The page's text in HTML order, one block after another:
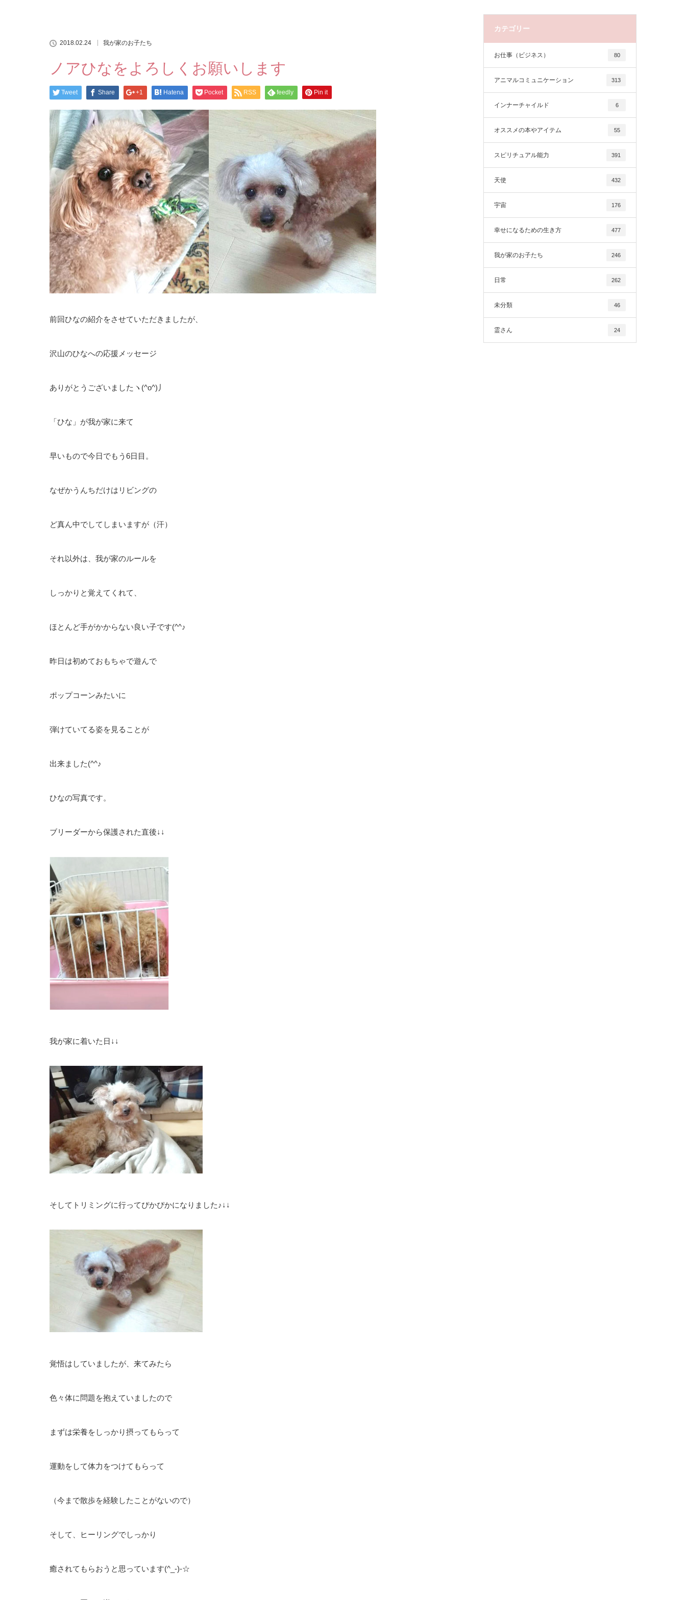
2018.02.24 我が家のお子たち
ノアひなをよろしくお願いします
Tweet Share +1 Hatena Pocket RSS feedly Pin it
前回ひなの紹介をさせていただきましたが、
沢山のひなへの応援メッセージ
ありがとうございましたヽ(^o^)丿
「ひな」が我が家に来て
早いもので今日でもう6日目。
なぜかうんちだけはリビングの
ど真ん中でしてしまいますが（汗）
それ以外は、我が家のルールを
しっかりと覚えてくれて、
ほとんど手がかからない良い子です(^^♪
昨日は初めておもちゃで遊んで
ポップコーンみたいに
弾けていてる姿を見ることが
出来ました(^^♪
ひなの写真です。
ブリーダーから保護された直後↓↓
我が家に着いた日↓↓
そしてトリミングに行ってぴかぴかになりました♪↓↓
覚悟はしていましたが、来てみたら
色々体に問題を抱えていましたので
まずは栄養をしっかり摂ってもらって
運動をして体力をつけてもらって
（今まで散歩を経験したことがないので）
そして、ヒーリングでしっかり
癒されてもらおうと思っています(^_-)-☆
カテゴリー
お仕事（ビジネス） 80
アニマルコミュニケーション 313
インナーチャイルド 6
オススメの本やアイテム 55
スピリチュアル能力 391
天使 432
宇宙 176
幸せになるための生き方 477
我が家のお子たち 246
日常 262
未分類 46
霊さん 24